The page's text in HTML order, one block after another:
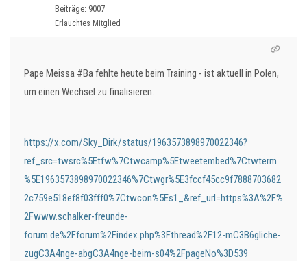
Beiträge: 9007
Erlauchtes Mitglied
Pape Meissa #Ba fehlte heute beim Training - ist aktuell in Polen,
um einen Wechsel zu finalisieren.
https://x.com/Sky_Dirk/status/1963573898970022346?
ref_src=twsrc%5Etfw%7Ctwcamp%5Etweetembed%7Ctwterm
%5E1963573898970022346%7Ctwgr%5E3fccf45cc9f7888703682
2c759e518ef8f03fff0%7Ctwcon%5Es1_&ref_url=https%3A%2F%
2Fwww.schalker-freunde-
forum.de%2Fforum%2Findex.php%3Fthread%2F12-mC3B6gliche-
zugC3A4nge-abgC3A4nge-beim-s04%2FpageNo%3D539